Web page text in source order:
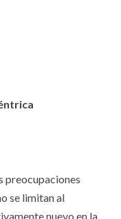
preocupaciones
se limitan al
nuevo en la